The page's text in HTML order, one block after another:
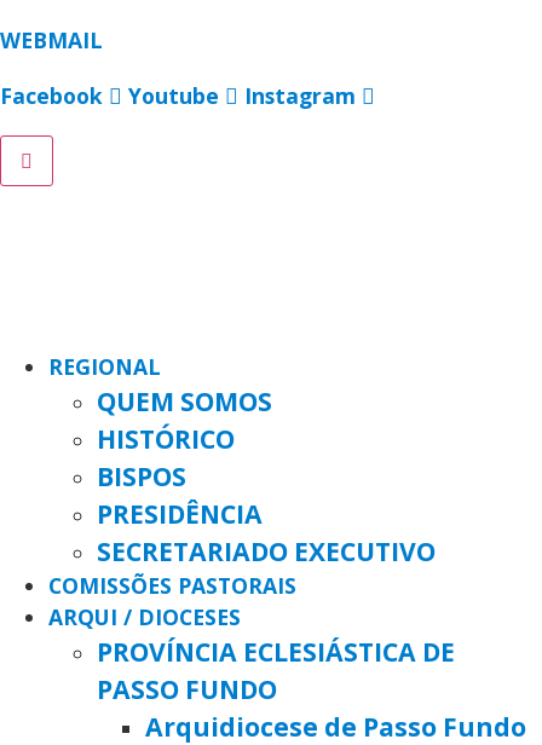
WEBMAIL
Facebook
Youtube Instagram
REGIONAL
QUEM SOMOS
HISTÓRICO
BISPOS
PRESIDÊNCIA
SECRETARIADO EXECUTIVO
COMISSÕES PASTORAIS
ARQUI / DIOCESES
PROVÍNCIA ECLESIÁSTICA DE
PASSO FUNDO
Arquidiocese de Passo Fundo